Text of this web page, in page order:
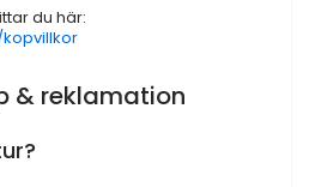
du här:
& reklamation